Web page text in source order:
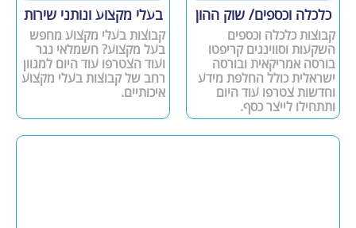
כלכלה וכספים/ שוק ההון
קבוצות כלכלה וכספים
השקעות וסווינגים קריפטו
בורסה אמריקאית ובורסה
ישראלית כולל החלפת מידע
וחדשות צטרפו עוד היום
ותתחילו לייצר כסף.
בעלי מקצוע ונותני שירות
קבוצות בעלי מקצוע מחפש
בעל מקצוע? חשמלאי נגר
ועוד הצטרפו עוד היום למגוון
רחב של קבוצות בעלי מקצוע
איכותיים.